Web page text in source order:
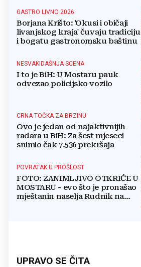
boriti...
GASTRO LIVNO 2026
Borjana Krišto: 'Okusi i običaji
livanjskog kraja' čuvaju tradiciju
i bogatu gastronomsku baštinu
NESVAKIDAŠNJA SCENA
I to je BiH: U Mostaru pauk
odvezao policijsko vozilo
CRNA TOČKA ZA BRZINU
Ovo je jedan od najaktivnijih
radara u BiH: Za šest mjeseci
snimio čak 7.536 prekršaja
POVRATAK U PROŠLOST
FOTO: ZANIMLJIVO OTKRIĆE U
MOSTARU - evo što je pronašao
mještanin naselja Rudnik na
UPRAVO SE ČITA